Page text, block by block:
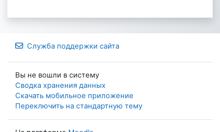
Служба поддержки сайта
Вы не вошли в систему
Сводка хранения данных
Скачать мобильное приложение
Переключить на стандартную тему